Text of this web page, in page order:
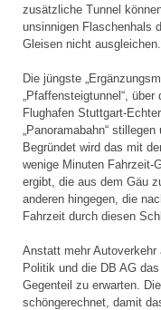
zusätzliche Tunnel
unsinnigen Flaschenhals
Gleisen nicht ausgleichen.
Die jüngste
„Pfaffensteigtunnel“,
Flughafen Stuttgart-
„Panoramabahn“
Begründet wird das mit
wenige Minuten Fahrzeit-
ergibt, die aus dem Gäu
anderen hingegen, die
Fahrzeit durch diesen
Anstatt mehr
Politik und die DB AG
Gegenteil zu erwarten.
schöngerechnet, damit